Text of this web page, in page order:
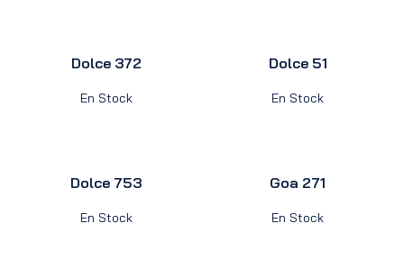
Dolce 372
En Stock
Dolce 51
En Stock
Dolce 753
En Stock
Goa 271
En Stock